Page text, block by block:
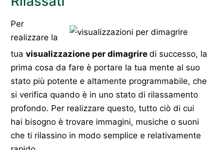
Per
realizzare la
tua visualizzazione per dimagrire di successo, la
prima cosa da fare è portare la tua mente al suo
stato più potente e altamente programmabile, che
si verifica quando è in uno stato di rilassamento
profondo. Per realizzare questo, tutto ciò di cui
hai bisogno è trovare immagini, musiche o suoni
che ti rilassino in modo semplice e relativamente